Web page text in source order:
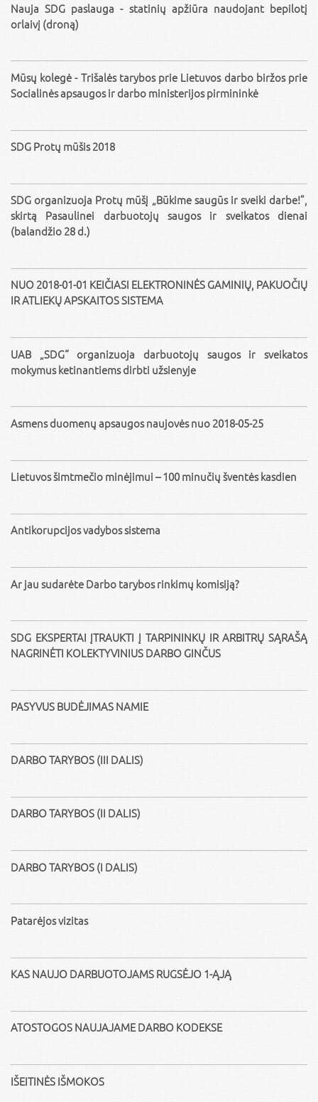
Nauja SDG paslauga - statinių apžiūra naudojant bepilotį
orlaivį (droną)
Mūsų kolegė - Trišalės tarybos prie Lietuvos darbo biržos prie
Socialinės apsaugos ir darbo ministerijos pirmininkė
SDG Protų mūšis 2018
SDG organizuoja Protų mūšį „Būkime saugūs ir sveiki darbe!”,
skirtą Pasaulinei darbuotojų saugos ir sveikatos dienai
(balandžio 28 d.)
NUO 2018-01-01 KEIČIASI ELEKTRONINĖS GAMINIŲ, PAKUOČIŲ
IR ATLIEKŲ APSKAITOS SISTEMA
UAB „SDG“ organizuoja darbuotojų saugos ir sveikatos
mokymus ketinantiems dirbti užsienyje
Asmens duomenų apsaugos naujovės nuo 2018-05-25
Lietuvos šimtmečio minėjimui – 100 minučių šventės kasdien
Antikorupcijos vadybos sistema
Ar jau sudarėte Darbo tarybos rinkimų komisiją?
SDG EKSPERTAI ĮTRAUKTI Į TARPININKŲ IR ARBITRŲ SĄRAŠĄ
NAGRINĖTI KOLEKTYVINIUS DARBO GINČUS
PASYVUS BUDĖJIMAS NAMIE
DARBO TARYBOS (III DALIS)
DARBO TARYBOS (II DALIS)
DARBO TARYBOS (I DALIS)
Patarėjos vizitas
KAS NAUJO DARBUOTOJAMS RUGSĖJO 1-ĄJĄ
ATOSTOGOS NAUJAJAME DARBO KODEKSE
IŠEITINĖS IŠMOKOS